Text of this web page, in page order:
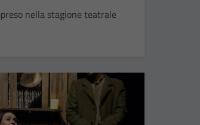
nella stagione teatrale